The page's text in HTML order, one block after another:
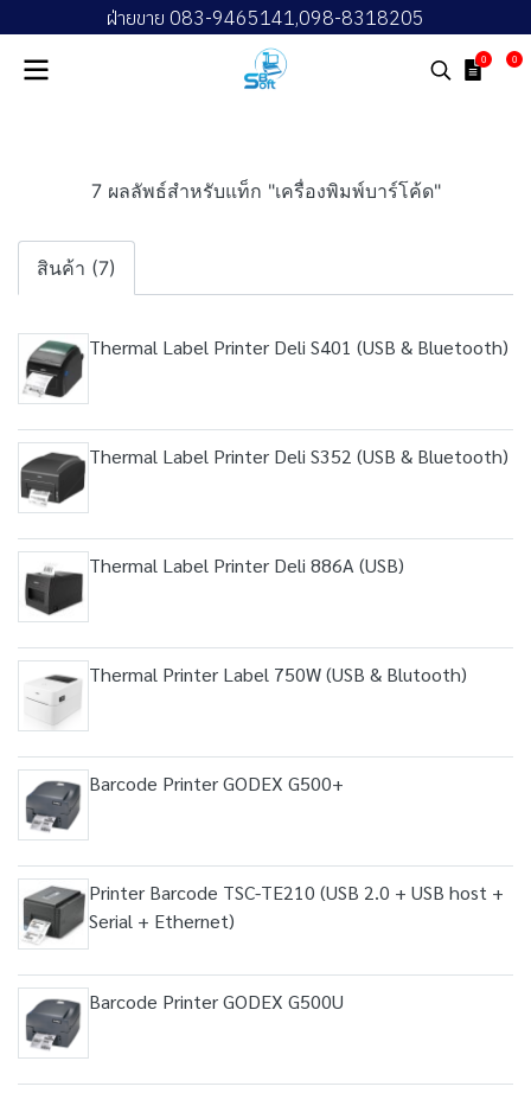
ฝ่ายขาย 083-9465141,098-8318205
0 0
7 ผลลัพธ์สำหรับแท็ก "เครื่องพิมพ์บาร์โค้ด"
สินค้า (7)
Thermal Label Printer Deli S401 (USB & Bluetooth)
Thermal Label Printer Deli S352 (USB & Bluetooth)
Thermal Label Printer Deli 886A (USB)
Thermal Printer Label 750W (USB & Blutooth)
Barcode Printer GODEX G500+
Printer Barcode TSC-TE210 (USB 2.0 + USB host +
Serial + Ethernet)
Barcode Printer GODEX G500U